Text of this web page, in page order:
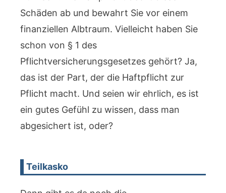
Schäden ab und bewahrt Sie vor einem
finanziellen Albtraum. Vielleicht haben Sie
schon von § 1 des
Pflichtversicherungsgesetzes gehört? Ja,
das ist der Part, der die Haftpflicht zur
Pflicht macht. Und seien wir ehrlich, es ist
ein gutes Gefühl zu wissen, dass man
abgesichert ist, oder?
Teilkasko